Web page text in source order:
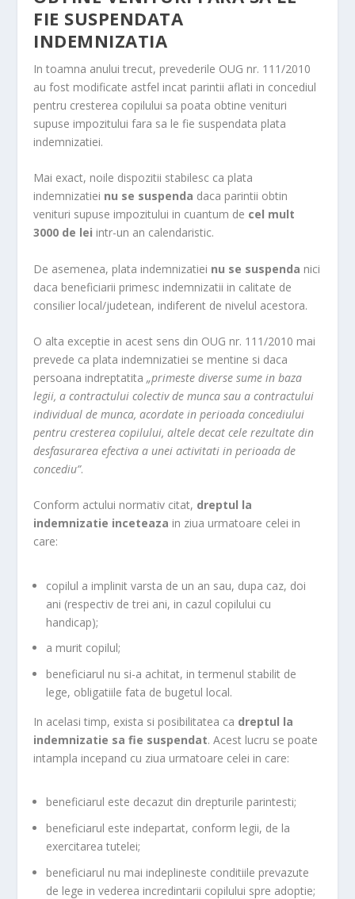
FIE SUSPENDATA
INDEMNIZATIA
In toamna anului trecut, prevederile OUG nr. 111/2010
au fost modificate astfel incat parintii aflati in concediul
pentru cresterea copilului sa poata obtine venituri
supuse impozitului fara sa le fie suspendata plata
indemnizatiei.
Mai exact, noile dispozitii stabilesc ca plata
indemnizatiei nu se suspenda daca parintii obtin
venituri supuse impozitului in cuantum de cel mult
3000 de lei intr-un an calendaristic.
De asemenea, plata indemnizatiei nu se suspenda nici
daca beneficiarii primesc indemnizatii in calitate de
consilier local/judetean, indiferent de nivelul acestora.
O alta exceptie in acest sens din OUG nr. 111/2010 mai
prevede ca plata indemnizatiei se mentine si daca
persoana indreptatita„primeste diverse sume in baza
legii, a contractului colectiv de munca sau a contractului
individual de munca, acordate in perioada concediului
pentru cresterea copilului, altele decat cele rezultate din
desfasurarea efectiva a unei activitati in perioada de
concediu”.
Conform actului normativ citat, dreptul la
indemnizatie inceteaza in ziua urmatoare celei in
care:
copilul a implinit varsta de un an sau, dupa caz, doi
ani (respectiv de trei ani, in cazul copilului cu
handicap);
a murit copilul;
beneficiarul nu si-a achitat, in termenul stabilit de
lege, obligatiile fata de bugetul local.
In acelasi timp, exista si posibilitatea ca dreptul la
indemnizatie sa fie suspendat. Acest lucru se poate
intampla incepand cu ziua urmatoare celei in care:
beneficiarul este decazut din drepturile parintesti;
beneficiarul este indepartat, conform legii, de la
exercitarea tutelei;
beneficiarul nu mai indeplineste conditiile prevazute
de lege in vederea incredintarii copilului spre adoptie;